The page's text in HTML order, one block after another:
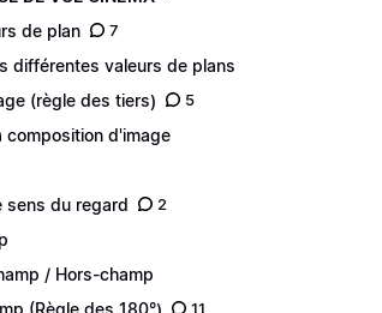
de plan
7
différentes valeurs de plans
(règle des tiers)
5
composition d'image
sens du regard
2
/ Hors-champ
(Règle des 180°)
11